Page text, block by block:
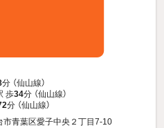
分 （仙山線）
歩34分 （仙山線）
分 （仙山線）
市青葉区愛子中央２丁目7-10